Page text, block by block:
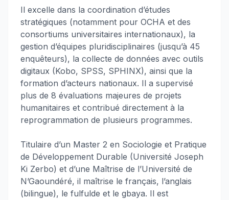
Il excelle dans la coordination d’études
stratégiques (notamment pour OCHA et des
consortiums universitaires internationaux), la
gestion d’équipes pluridisciplinaires (jusqu’à 45
enquêteurs), la collecte de données avec outils
digitaux (Kobo, SPSS, SPHINX), ainsi que la
formation d’acteurs nationaux. Il a supervisé
plus de 8 évaluations majeures de projets
humanitaires et contribué directement à la
reprogrammation de plusieurs programmes.
Titulaire d’un Master 2 en Sociologie et Pratique
de Développement Durable (Université Joseph
Ki Zerbo) et d’une Maîtrise de l’Université de
N’Gaoundéré, il maîtrise le français, l’anglais
(bilingue), le fulfulde et le gbaya. Il est